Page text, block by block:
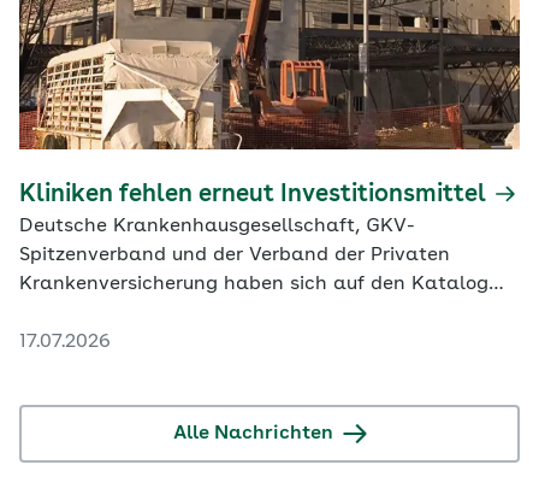
17.07.2026
Kliniken fehlen erneut Investitionsmittel
Deutsche Krankenhausgesellschaft, GKV-
Spitzenverband und der Verband der Privaten
Krankenversicherung haben sich auf den Katalog
Alle Nachrichten